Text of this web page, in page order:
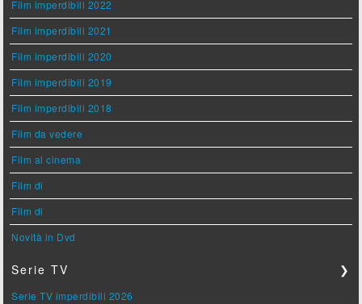
Film imperdibili 2022
Film imperdibili 2021
Film imperdibili 2020
Film imperdibili 2019
Film imperdibili 2018
Film da vedere
Film al cinema
Film di
Film di
Novità in Dvd
Serie TV ❯
Serie TV imperdibili 2026